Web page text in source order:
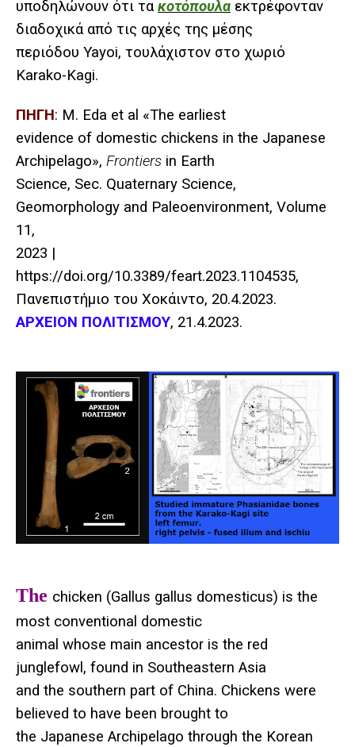
υποδηλώνουν ότι τακοτόπουλα εκτρέφονταν
διαδοχικά από τις αρχές της μέσης
περιόδου Yayoi, τουλάχιστον στο χωριό
Karako-Kagi.
ΠΗΓΗ: M. Eda et al «The earliest
evidence of domestic chickens in the Japanese
Archipelago», Frontiers in Earth
Science, Sec. Quaternary Science,
Geomorphology and Paleoenvironment, Volume
11,
2023 |
https://doi.org/10.3389/feart.2023.1104535,
Πανεπιστήμιο του Χοκάιντο, 20.4.2023.
ΑΡΧΕΙΟΝ ΠΟΛΙΤΙΣΜΟΥ, 21.4.2023.
The chicken (Gallus gallus domesticus) is the
most conventional domestic
animal whose main ancestor is the red
junglefowl, found in Southeastern Asia
and the southern part of China. Chickens were
believed to have been brought to
the Japanese Archipelago through the Korean